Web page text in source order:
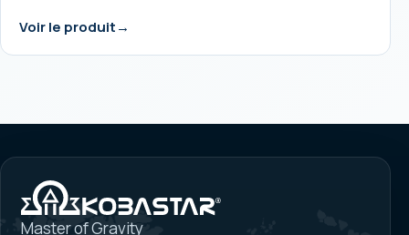
Voir le produit
Master of Gravity